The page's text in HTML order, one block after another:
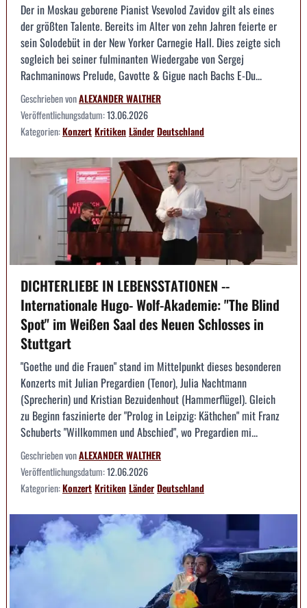
Der in Moskau geborene Pianist Vsevolod Zavidov gilt als eines
der größten Talente. Bereits im Alter von zehn Jahren feierte er
sein Solodebüt in der New Yorker Carnegie Hall. Dies zeigte sich
sogleich bei seiner fulminanten Wiedergabe von Sergej
Rachmaninows Prelude, Gavotte & Gigue nach Bachs E-Du...
Geschrieben vonALEXANDER WALTHER
Veröffentlichungsdatum:13.06.2026
Kategorien:KonzertKritikenLänderDeutschland
DICHTERLIEBE IN LEBENSSTATIONEN --
Internationale Hugo- Wolf-Akademie: "The Blind
Spot" im Weißen Saal des Neuen Schlosses in
Stuttgart
"Goethe und die Frauen" stand im Mittelpunkt dieses besonderen
Konzerts mit Julian Pregardien (Tenor), Julia Nachtmann
(Sprecherin) und Kristian Bezuidenhout (Hammerflügel). Gleich
zu Beginn faszinierte der "Prolog in Leipzig: Käthchen" mit Franz
Schuberts "Willkommen und Abschied", wo Pregardien mi...
Geschrieben vonALEXANDER WALTHER
Veröffentlichungsdatum:12.06.2026
Kategorien:KonzertKritikenLänderDeutschland